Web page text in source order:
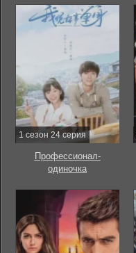
1 сезон 24 серия
Профессионал-
одиночка